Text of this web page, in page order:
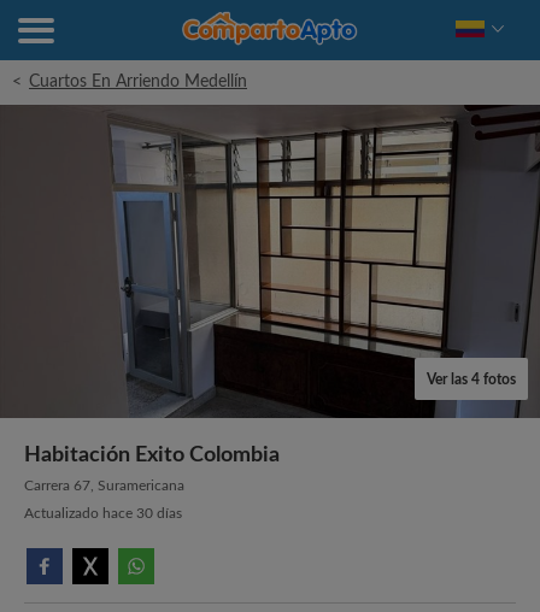
< Cuartos En Arriendo Medellín
Ver las 4 fotos
Habitación Exito Colombia
Carrera 67, Suramericana
Actualizado hace 30 días